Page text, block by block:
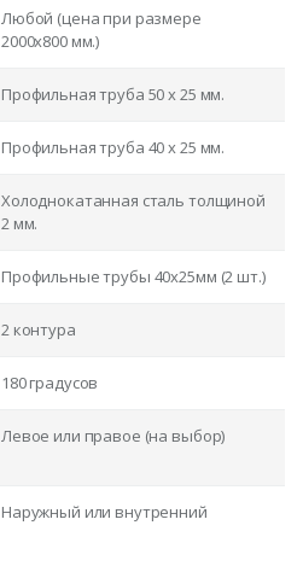
Любой (цена при размере
2000x800 мм.)
Профильная труба 50 х 25 мм.
Профильная труба 40 х 25 мм.
Холоднокатанная сталь толщиной
2 мм.
Профильные трубы 40х25мм (2 шт.)
2 контура
180 градусов
Левое или правое (на выбор)
Наружный или внутренний